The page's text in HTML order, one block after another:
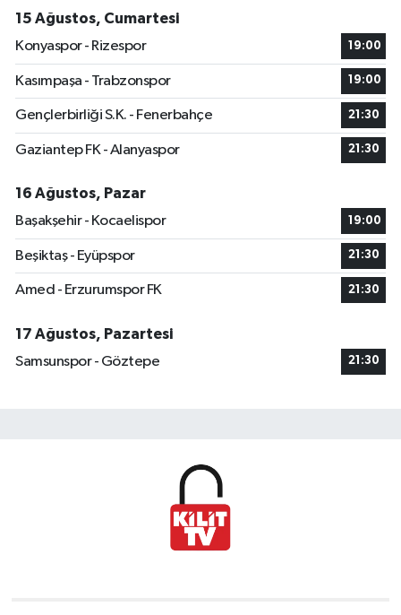
15 Ağustos, Cumartesi
Konyaspor - Rizespor
19:00
Kasımpaşa - Trabzonspor 19:00
Gençlerbirliği S.K. - Fenerbahçe 21:30
Gaziantep FK - Alanyaspor 21:30
16 Ağustos, Pazar
Başakşehir - Kocaelispor
19:00
Beşiktaş - Eyüpspor 21:30
Amed - Erzurumspor FK 21:30
17 Ağustos, Pazartesi
Samsunspor - Göztepe
21:30